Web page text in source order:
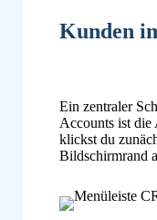
Kunden
Ein zentraler
Accounts ist
klickst du
Bildschirmrand